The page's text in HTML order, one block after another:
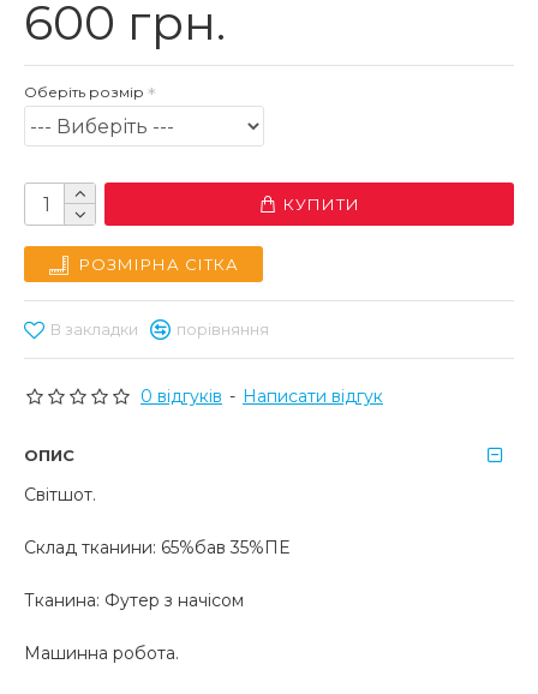
0 відгуків - Написати відгук
600 грн.
Оберіть розмір
КУПИТИ
РОЗМІРНА СІТКА
В закладки порівняння
ОПИС
Світшот.
Склад тканини: 65%бав 35%ПЕ
Тканина: Футер з начісом
Машинна робота.